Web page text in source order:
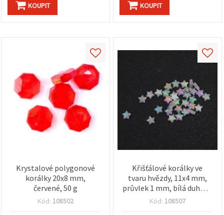
KOUPIT KOUPIT
Krystalové polygonové
korálky 20x8 mm,
červené, 50 g
Kód: 108502
Křišťálové korálky ve
tvaru hvězdy, 11x4 mm,
průvlek 1 mm, bílá duhová
(RAINBOW) barva – 20 g,
Kód: 108507